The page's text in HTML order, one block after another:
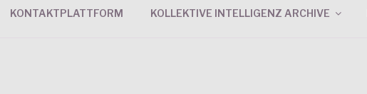
KONTAKTPLATTFORM KOLLEKTIVE INTELLIGENZ ARCHIVE